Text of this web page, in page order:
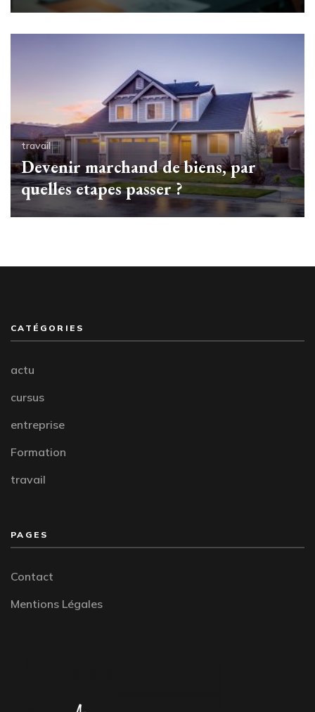
travail
Devenir marchand de biens, par
quelles etapes passer ?
CATÉGORIES
actu
cursus
entreprise
Formation
travail
PAGES
Contact
Mentions Légales